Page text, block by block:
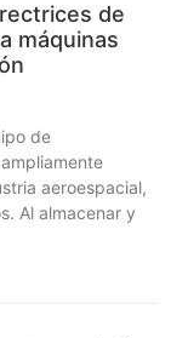
de
máquinas
de
aeroespacial,
Al almacenar y